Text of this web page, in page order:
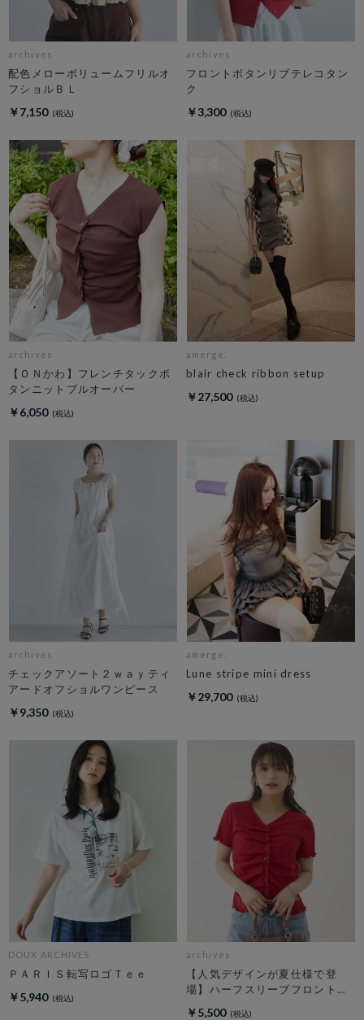
archives
配色メローボリュームフリルオ
フショルＢＬ
￥7,150
archives
フロントボタンリブテレコタン
ク
￥3,300
archives
【ＯＮかわ】フレンチタックボ
タンニットプルオーバー
￥6,050
amerge.
blair check ribbon setup
￥27,500
archives
チェックアソート２ｗａｙティ
アードオフショルワンピース
￥9,350
amerge.
Lune stripe mini dress
￥29,700
DOUX ARCHIVES
ＰＡＲＩＳ転写ロゴＴｅｅ
￥5,940
archives
【人気デザインが夏仕様で登
場】ハーフスリーブフロントタ
￥5,500